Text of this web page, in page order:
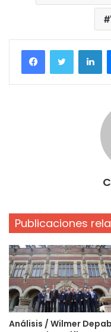
FacebookTwitter
Publicaciones
Análisis / Wilmer